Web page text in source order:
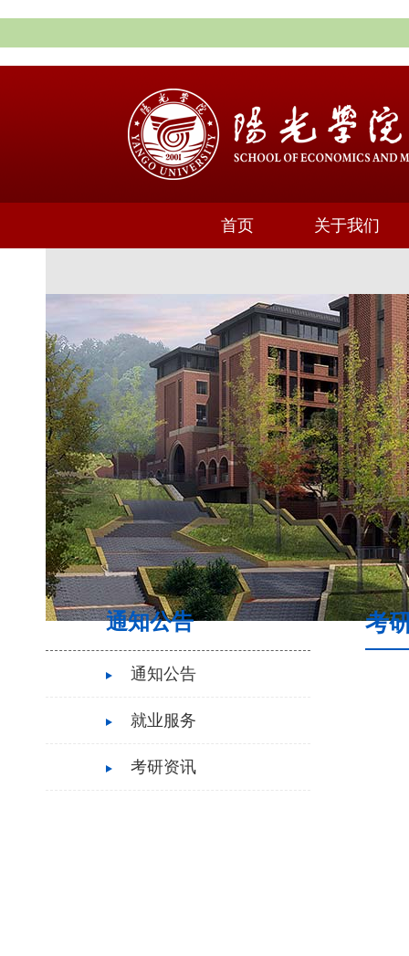
首页 关于我们
通知公告
通知公告
就业服务
考研资讯
考